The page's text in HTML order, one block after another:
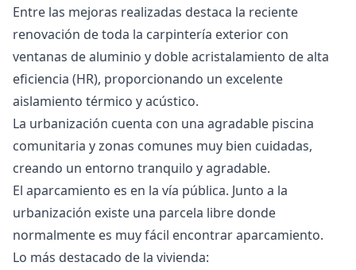
Entre las mejoras realizadas destaca la reciente
renovación de toda la carpintería exterior con
ventanas de aluminio y doble acristalamiento de alta
eficiencia (HR), proporcionando un excelente
aislamiento térmico y acústico.
La urbanización cuenta con una agradable piscina
comunitaria y zonas comunes muy bien cuidadas,
creando un entorno tranquilo y agradable.
El aparcamiento es en la vía pública. Junto a la
urbanización existe una parcela libre donde
normalmente es muy fácil encontrar aparcamiento.
Lo más destacado de la vivienda: